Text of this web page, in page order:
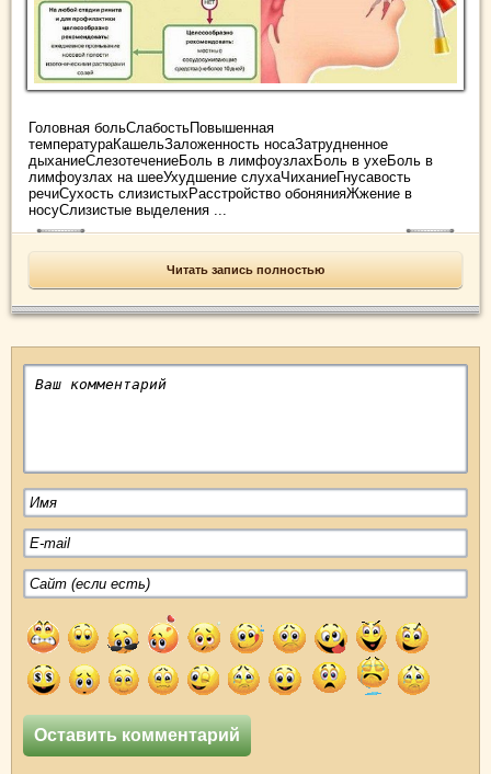
Головная больСлабостьПовышенная
температураКашельЗаложенность носаЗатрудненное
дыханиеСлезотечениеБоль в лимфоузлахБоль в ухеБоль в
лимфоузлах на шееУхудшение слухаЧиханиеГнусавость
речиСухость слизистыхРасстройство обонянияЖжение в
носуСлизистые выделения ...
Читать запись полностью